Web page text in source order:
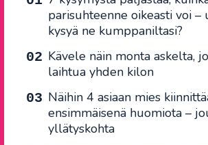
parisuhteenne oikeasti voi –
kysyä ne kumppaniltasi?
Kävele näin monta askelta,
laihtua yhden kilon
Näihin 4 asiaan mies
ensimmäisenä huomiota –
yllätyskohta